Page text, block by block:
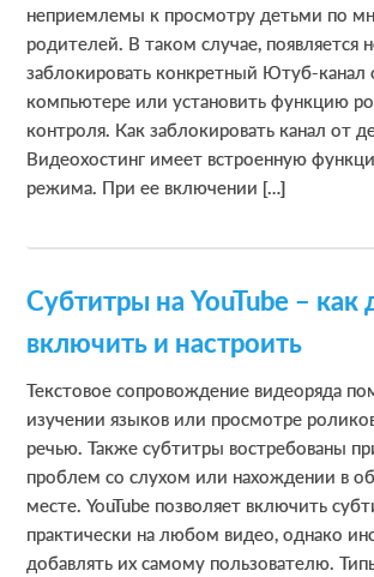
неприемлемы к просмотру детьми по
родителей. В таком случае, появляется
заблокировать конкретный Ютуб-канал
компьютере или установить функцию
контроля. Как заблокировать канал от
Видеохостинг имеет встроенную
режима. При ее включении […]
Субтитры на YouTube – как
включить и настроить
Текстовое сопровождение видеоряда
изучении языков или просмотре
речью. Также субтитры востребованы
проблем со слухом или нахождении в
месте. YouTube позволяет включить
практически на любом видео, однако
добавлять их самому пользователю.